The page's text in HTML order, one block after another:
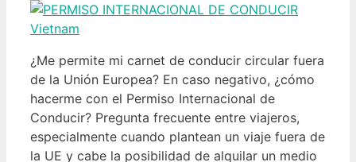
¿Me permite mi carnet de conducir circular fuera
de la Unión Europea? En caso negativo, ¿cómo
hacerme con el Permiso Internacional de
Conducir? Pregunta frecuente entre viajeros,
especialmente cuando plantean un viaje fuera de
la UE y cabe la posibilidad de alquilar un medio